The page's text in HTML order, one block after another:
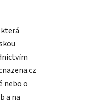
nebo o
a na